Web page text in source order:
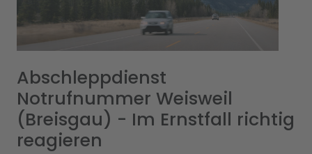
Abschleppdienst
Notrufnummer Weisweil
(Breisgau) - Im Ernstfall richtig
reagieren